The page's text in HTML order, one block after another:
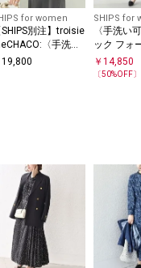
for women
SHIPS別注】troisie
〈手洗い
能〉シアー ボレロ
19,800
SHIPS for
〈手洗い
ック フォ
ア ワンピ
モニー対
￥14,850
〔50%OFF〕